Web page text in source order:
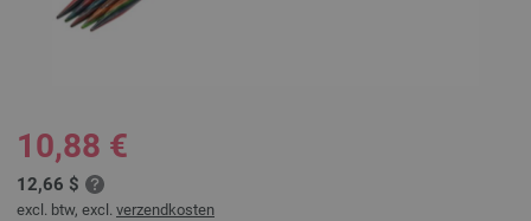
10,88 €
12,66 $
excl. btw, excl. verzendkosten